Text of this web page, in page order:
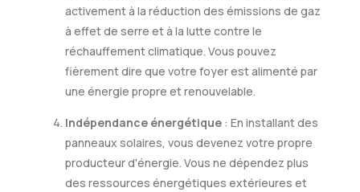
activement à la réduction des émissions de gaz
à effet de serre et à la lutte contre le
réchauffement climatique. Vous pouvez
fièrement dire que votre foyer est alimenté par
une énergie propre et renouvelable.
Indépendance énergétique : En installant des
panneaux solaires, vous devenez votre propre
producteur d'énergie. Vous ne dépendez plus
des ressources énergétiques extérieures et